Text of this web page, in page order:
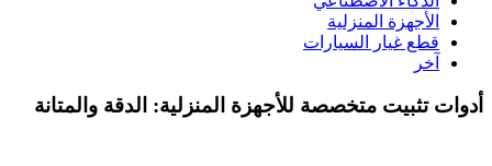
الأجهزة المنزلية
قطع غيار السيارات
آخر
أدوات تثبيت متخصصة للأجهزة المنزلية: الدقة والمتانة